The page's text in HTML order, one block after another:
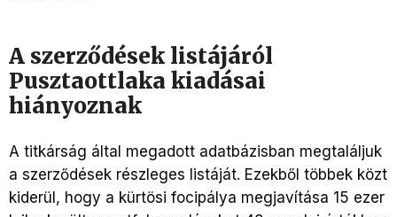
A szerződések listájáról
Pusztaottlaka kiadásai
hiányoznak
A titkárság által megadott adatbázisban megtaláljuk
a szerződések részleges listáját. Ezekből többek közt
kiderül, hogy a kürtösi focipálya megjavítása 15 ezer